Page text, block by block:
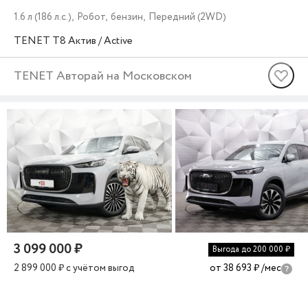
1.6 л (186 л.с.), Робот, бензин, Передний (2WD)
TENET T8Актив / Active
TENET Авторай на Московском
3 099 000 ₽ Выгода до 200 000 ₽
2 899 000 ₽c учётом выгод от 38 693 ₽/мес